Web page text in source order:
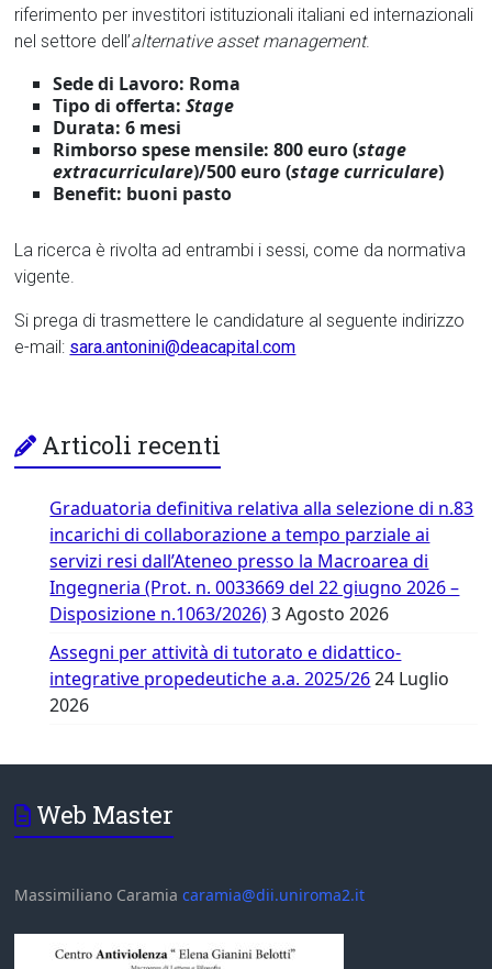
riferimento per investitori istituzionali italiani ed internazionali
nel settore dell’alternative asset management.
Sede di Lavoro: Roma
Tipo di offerta:Stage
Durata: 6 mesi
Rimborso spese mensile: 800 euro (stage
extracurriculare)/500 euro (stage curriculare)
Benefit: buoni pasto
La ricerca è rivolta ad entrambi i sessi, come da normativa
vigente.
Si prega di trasmettere le candidature al seguente indirizzo
e-mail: sara.antonini@deacapital.com
Articoli recenti
Graduatoria definitiva relativa alla selezione di n.83
incarichi di collaborazione a tempo parziale ai
servizi resi dall’Ateneo presso la Macroarea di
Ingegneria (Prot. n. 0033669 del 22 giugno 2026 –
Disposizione n.1063/2026) 3 Agosto 2026
Assegni per attività di tutorato e didattico-
integrative propedeutiche a.a. 2025/26 24 Luglio
2026
Web Master
Massimiliano Caramiacaramia@dii.uniroma2.it